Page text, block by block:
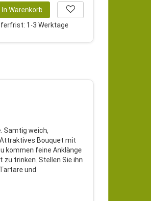
In Warenkorb
1-3 Werktage
Samtig weich,
Bouquet mit
kommen feine Anklänge
zu trinken. Stellen Sie ihn
und